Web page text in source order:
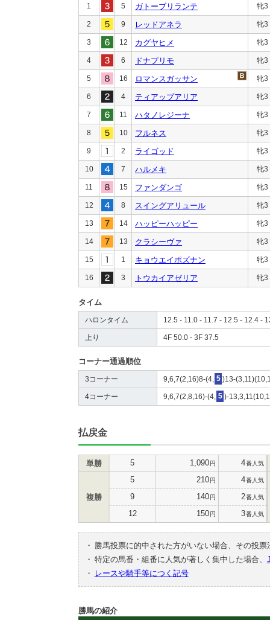
1 5 ガトーブリランテ 牝3
2 9 レッドアネラ 牝3
3 12 カグヤヒメ 牝3
4 6 ドナプリモ 牝3
5 16 ロマンスガッサン 牝3
6 4 ティアップアリア 牝3
7 11 ハタノレジーナ 牝3
8 10 フルネス 牝3
9 2 ライゴッド 牝3
10 7 ハルメキ 牝3
11 15 ファンダンゴ 牝3
12 8 スイングアリュール 牝3
13 14 ハッピーハッピー 牝3
14 13 クラシーヴァ 牝3
15 1 キョウエイポズナン 牝3
16 3 トウカイアゼリア 牝3
タイム
ハロンタイム 12.5 - 11.0 - 11.7 - 12.5 - 12.4 -
上り 4F 50.0 - 3F 37.5
コーナー通過順位
3コーナー 9,6,7(2,16)8-(4, 5 )13-
4コーナー 9,6,7(2,8,16)-(4, 5 )-
払戻金
単勝 5 1,090円 4番人気
複勝
5 210円 4番人気
9 140円 2番人気
12 150円 3番人気
・
勝馬投票に的中された方がいない場合、その投
・ 特定の馬番・組番に人気が著しく集中した場合、
・
レースや騎手等につく記号
勝馬の紹介